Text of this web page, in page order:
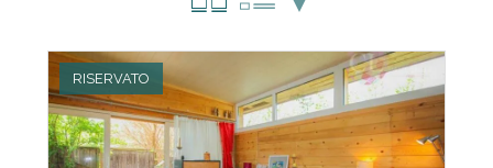
RISERVATO